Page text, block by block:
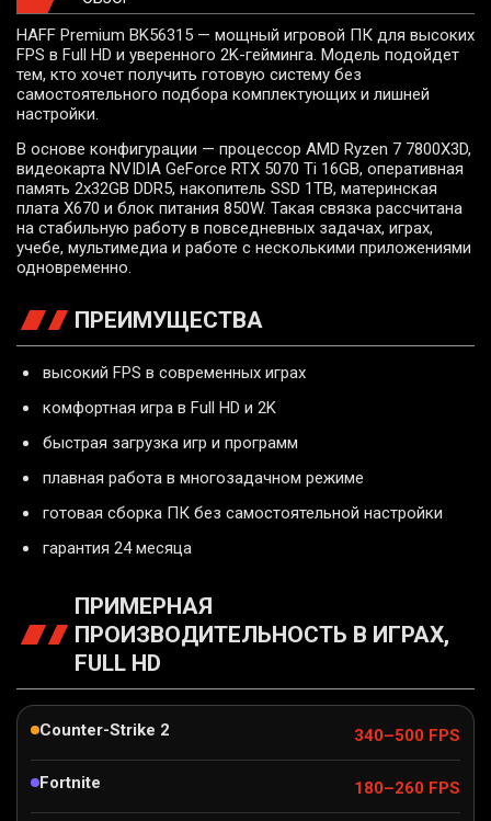
HAFF Premium BK56315 — мощный игровой ПК для высоких
FPS в Full HD и уверенного 2K-гейминга. Модель подойдет
тем, кто хочет получить готовую систему без
самостоятельного подбора комплектующих и лишней
настройки.
В основе конфигурации — процессор AMD Ryzen 7 7800X3D,
видеокарта NVIDIA GeForce RTX 5070 Ti 16GB, оперативная
память 2x32GB DDR5, накопитель SSD 1TB, материнская
плата X670 и блок питания 850W. Такая связка рассчитана
на стабильную работу в повседневных задачах, играх,
учебе, мультимедиа и работе с несколькими приложениями
одновременно.
ПРЕИМУЩЕСТВА
высокий FPS в современных играх
комфортная игра в Full HD и 2K
быстрая загрузка игр и программ
плавная работа в многозадачном режиме
готовая сборка ПК без самостоятельной настройки
гарантия 24 месяца
ПРИМЕРНАЯ
ПРОИЗВОДИТЕЛЬНОСТЬ В ИГРАХ,
FULL HD
Counter-Strike 2 340–500 FPS
Fortnite 180–260 FPS